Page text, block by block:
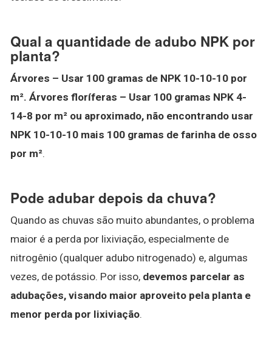
Qual a quantidade de adubo NPK por
planta?
Árvores – Usar 100 gramas de NPK 10-10-10 por
m². Árvores floríferas – Usar 100 gramas NPK 4-
14-8 por m² ou aproximado, não encontrando usar
NPK 10-10-10 mais 100 gramas de farinha de osso
por m².
Pode adubar depois da chuva?
Quando as chuvas são muito abundantes, o problema
maior é a perda por lixiviação, especialmente de
nitrogênio (qualquer adubo nitrogenado) e, algumas
vezes, de potássio. Por isso, devemos parcelar as
adubações, visando maior aproveito pela planta e
menor perda por lixiviação.